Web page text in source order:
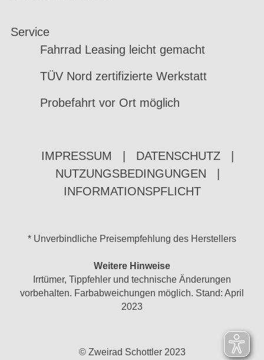
Service
Fahrrad Leasing leicht gemacht
TÜV Nord zertifizierte Werkstatt
Probefahrt vor Ort möglich
IMPRESSUM DATENSCHUTZ
NUTZUNGSBEDINGUNGEN
INFORMATIONSPFLICHT
* Unverbindliche Preisempfehlung des Herstellers
Weitere Hinweise
Irrtümer, Tippfehler und technische Änderungen
vorbehalten. Farbabweichungen möglich. Stand: April
2023
© Zweirad Schottler 2023